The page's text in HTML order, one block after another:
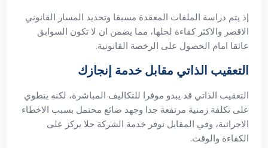
إذ يتم دراسة الملفات المعقدة مسبقا وتحديد المسار القانوني
الاقصر والاكثر كفاءة لحلها، مما يضمن ان لا تكون السوابق
عائقا امام الحصول على الرخصة القانونية.
التعقيب الذاتي مقابل خدمة إنجازك
التعقيب الذاتي قد يبدو موفرا للتكاليف المباشرة، لكنه ينطوي
على تكلفة زمنية مرتفعة جدا وجهد ضائع محتمل بسبب الاخطاء
الاجرائية، وفي المقابل توفر خدمة الشركة حلا يركز على
الكفاءة والوقت.